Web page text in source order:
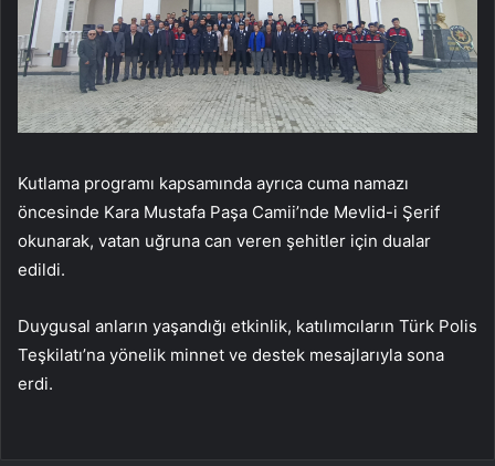
Kutlama programı kapsamında ayrıca cuma namazı
öncesinde Kara Mustafa Paşa Camii’nde Mevlid-i Şerif
okunarak, vatan uğruna can veren şehitler için dualar
edildi.
Duygusal anların yaşandığı etkinlik, katılımcıların Türk Polis
Teşkilatı’na yönelik minnet ve destek mesajlarıyla sona
erdi.